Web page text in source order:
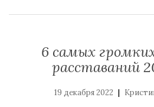
6 самых
расставаний
19 декабря 2022 |